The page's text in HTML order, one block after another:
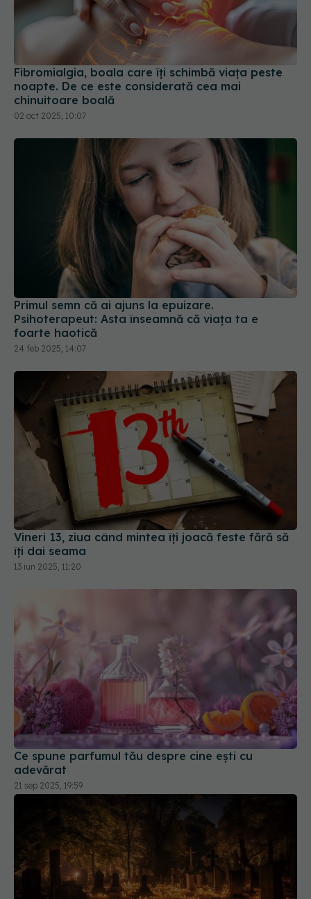
Fibromialgia, boala care îți schimbă viața peste
noapte. De ce este considerată cea mai
chinuitoare boală
02 oct 2025, 10:07
Primul semn că ai ajuns la epuizare.
Psihoterapeut: Asta înseamnă că viaţa ta e
foarte haotică
24 feb 2025, 14:07
Vineri 13, ziua când mintea îți joacă feste fără să
îți dai seama
13 iun 2025, 11:20
Ce spune parfumul tău despre cine ești cu
adevărat
21 sep 2025, 19:59